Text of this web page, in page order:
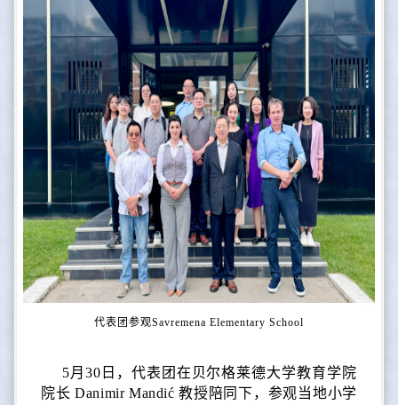
代表团参观Savremena Elementary School
5月30日，代表团在贝尔格莱德大学教育学院
院长DanimirMandić 教授陪同下，参观当地小学